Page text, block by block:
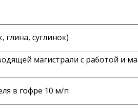
глина, суглинок)
магистрали с работой и
в гофре 10 м/п